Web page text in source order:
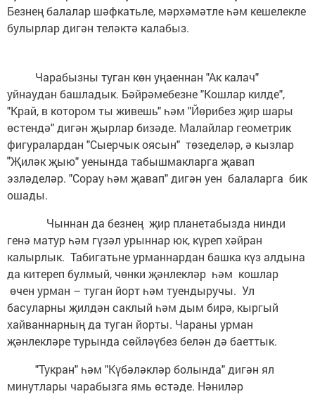
Безнең балалар шәфкатьле, мәрхәмәтле һәм кешелекле
булырлар дигән теләктә калабыз.
Чарабызны туган көн уңаеннан "Ак калач"
уйнаудан башладык. Бәйрәмебезне "Кошлар килде",
"Край, в котором ты живешь" һәм "Йөрибез җир шары
өстендә" дигән җырлар бизәде. Малайлар геометрик
фигуралардан "Сыерчык оясын" төзеделәр, ә кызлар
"Җиләк җыю" уенында табышмакларга җавап
эзләделәр. "Сорау һәм җавап" дигән уен балаларга бик
ошады.
Чыннан да безнең җир планетабызда нинди
генә матур һәм гүзәл урыннар юк, күреп хәйран
калырлык. Табигатьне урманнардан башка күз алдына
да китереп булмый, чөнки җәнлекләр һәм кошлар
өчен урман – туган йорт һәм туендыручы. Ул
басуларны җилдән саклый һәм дым бирә, кыргый
хайваннарның да туган йорты. Чараны урман
җәнлекләре турында сөйләүбез белән дә баеттык.
"Тукран" һәм "Күбәләкләр болында" дигән ял
минутлары чарабызга ямь өстәде. Нәниләр